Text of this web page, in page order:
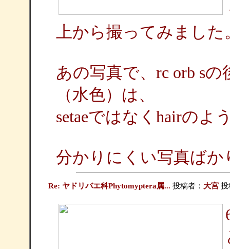
上から撮ってみました
あの写真で、rc orb s
（水色）は、
setaeではなくhairのよ
分かりにくい写真ば
Re: ヤドリバエ科Phytomyptera属... 投稿者： 大宮 投